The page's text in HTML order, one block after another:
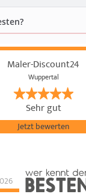
Maler-Discount24
Wuppertal
Sehr gut
Jetzt bewerten